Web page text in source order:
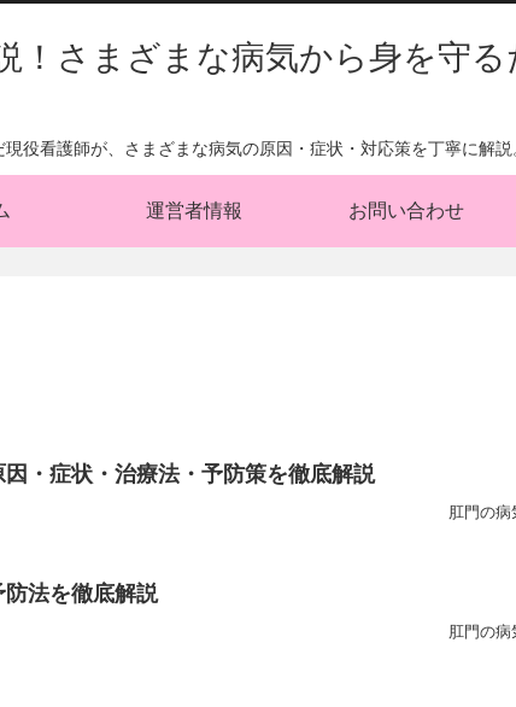
！さまざまな病気から身を守
役看護師が、さまざまな病気の原因・症状・対応策を丁寧に解
運営者情報 お問い合わせ
・症状・治療法・予防策を徹底解説
肛門の病
法を徹底解説
肛門の病